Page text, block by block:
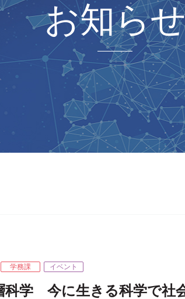
お知ら
学務課 イベント
科学 今に生きる科学で社